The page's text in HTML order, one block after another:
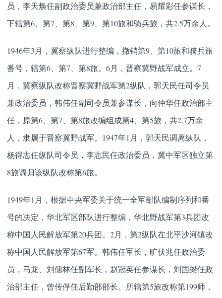
员，李天焕任副政治委员兼政治部主任，易耀彩任参谋长，
下辖第6、第7、第8、第9、第10旅和骑兵旅，共2.5万余人。
1946年3月，冀察纵队进行整编，撤销第9、第10旅和骑兵旅
番号，辖第6、第7、第8旅。6月，晋察冀野战军成立。7
月，冀察纵队改称晋察冀野战军第2纵队，郭天民任司令员
兼政治委员，韩伟任副司令员兼参谋长，向仲华任政治部主
任，原第6、第7、第8旅改编组成第4、第5旅，共2.7万余
人，隶属于晋察冀野战军。1947年1月，郭天民调离纵队，
杨得志任纵队司令员，李志民任政治委员，冀中军区独立第
8旅调归该纵队改称第6旅。
1949年1月，根据中央军委关于统一全军部队编制序列和番
号的决定，华北军区部队进行整编，华北野战军第3兵团改
称中国人民解放军第20兵团。2月，第2纵队在北平沙河镇改
称中国人民解放军第67军。韩伟任军长，旷伏兆任政治委
员，马龙、刘儒林任副军长，赵冠英任参谋长，刘国梁任政
治部主任，曾传俘任后勤部部长。所辖第5旅改称第199师，